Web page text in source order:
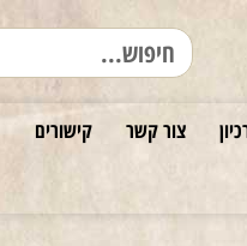
צור קשר
קישורים